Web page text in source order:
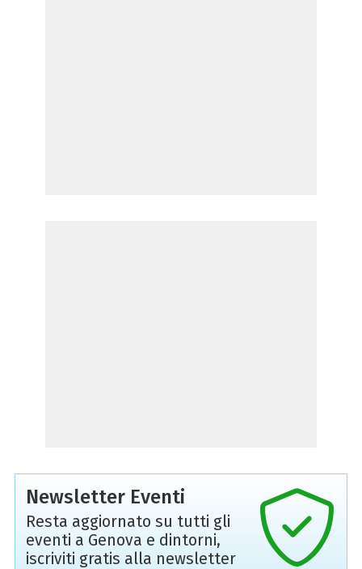
Newsletter Eventi
Resta aggiornato su tutti gli
eventi a Genova e dintorni,
iscriviti gratis alla newsletter